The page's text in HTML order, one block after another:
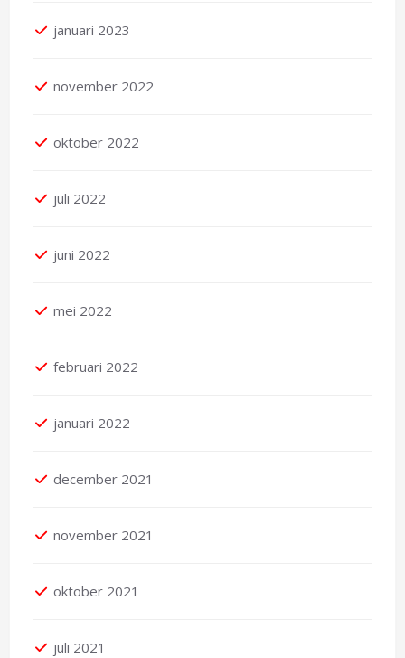
januari 2023
november 2022
oktober 2022
juli 2022
juni 2022
mei 2022
februari 2022
januari 2022
december 2021
november 2021
oktober 2021
juli 2021